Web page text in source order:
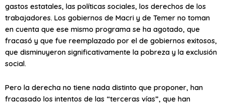
gastos estatales, las políticas sociales, los derechos de los
trabajadores. Los gobiernos de Macri y de Temer no toman
en cuenta que ese mismo programa se ha agotado, que
fracasó y que fue reemplazado por el de gobiernos exitosos,
que disminuyeron significativamente la pobreza y la exclusión
social.
Pero la derecha no tiene nada distinto que proponer, han
fracasado los intentos de las “terceras vías”, que han